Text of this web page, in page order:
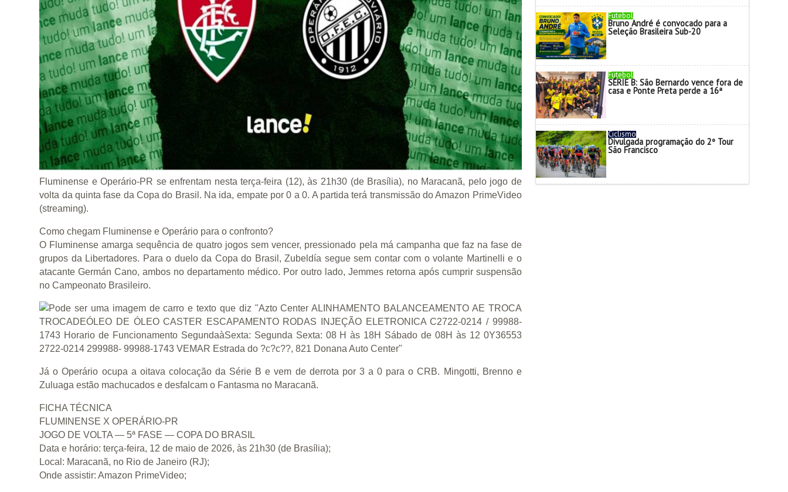
Fluminense e Operário-PR se enfrentam nesta terça-feira (12), às 21h30 (de Brasília), no Maracanã, pelo jogo de
volta da quinta fase da Copa do Brasil. Na ida, empate por 0 a 0. A partida terá transmissão do Amazon PrimeVideo
(streaming).
Como chegam Fluminense e Operário para o confronto?
O Fluminense amarga sequência de quatro jogos sem vencer, pressionado pela má campanha que faz na fase de
grupos da Libertadores. Para o duelo da Copa do Brasil, Zubeldía segue sem contar com o volante Martinelli e o
atacante Germán Cano, ambos no departamento médico. Por outro lado, Jemmes retorna após cumprir suspensão
no Campeonato Brasileiro.
Já o Operário ocupa a oitava colocação da Série B e vem de derrota por 3 a 0 para o CRB. Mingotti, Brenno e
Zuluaga estão machucados e desfalcam o Fantasma no Maracanã.
FICHA TÉCNICA
FLUMINENSE X OPERÁRIO-PR
JOGO DE VOLTA — 5ª FASE — COPA DO BRASIL
Data e horário: terça-feira, 12 de maio de 2026, às 21h30 (de Brasília);
Local: Maracanã, no Rio de Janeiro (RJ);
Onde assistir: Amazon PrimeVideo;
Futebol
Bruno André é convocado para a
Seleção Brasileira Sub-20
Futebol
SÉRIE B: São Bernardo vence fora de
casa e Ponte Preta perde a 16ª
Ciclismo
Divulgada programação do 2º Tour
São Francisco